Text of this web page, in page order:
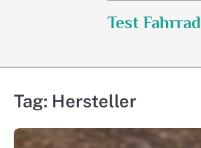
Test Fahrrad
Tag: Hersteller